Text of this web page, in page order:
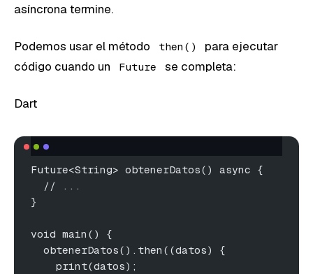
asíncrona termine.
Podemos usar el método then()
para ejecutar
código cuando un
Future se completa:
Dart
Future<String> obtenerDatos() async {
  // ...
}
void main() {
  obtenerDatos().then((datos) {
    print(datos);